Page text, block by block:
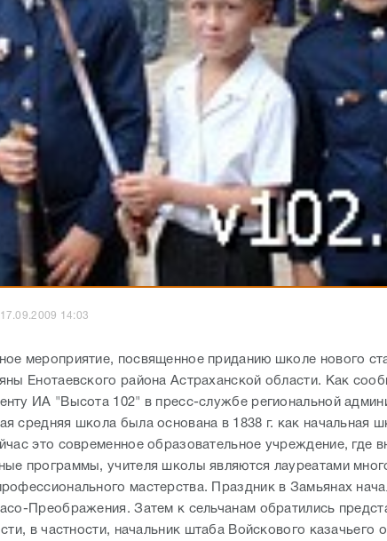
17.09.2009 14:03
мероприятие, посвященное приданию школе нового
Енотаевского района Астраханской области. Как
ИА "Высота 102" в пресс-службе региональной
средняя школа была основана в 1838 г. как начальная
это современное образовательное учреждение, где
программы, учителя школы являются лауреатами
мастерства. Праздник в Замьянах
Преображения. Затем к сельчанам обратились
в частности, начальник штаба Войскового казачьего